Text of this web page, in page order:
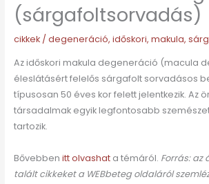
(sárgafoltsorvadás)
cikkek/ degeneráció, időskori, makula,
Az időskori makula degeneráció (macula
éleslátásért felelős sárgafolt sorvadásos
típusosan 50 éves kor felett jelentkezik. Az
társadalmak egyik legfontosabb
tartozik.
Bővebben itt olvashat a témáról. Forrás: az
talált cikkeket a WEBbeteg oldaláról